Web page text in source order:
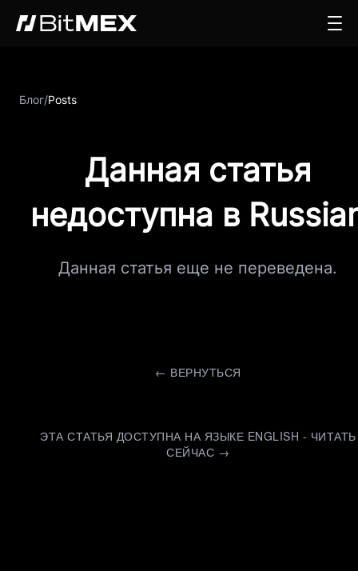
Блог/Posts
Данная статья
недоступна в
Данная статья еще не переведена.
← ВЕРНУТЬСЯ
ЭТА СТАТЬЯ ДОСТУПНА НА ЯЗЫКЕ ENGLISH - ЧИТАТЬ
СЕЙЧАС →